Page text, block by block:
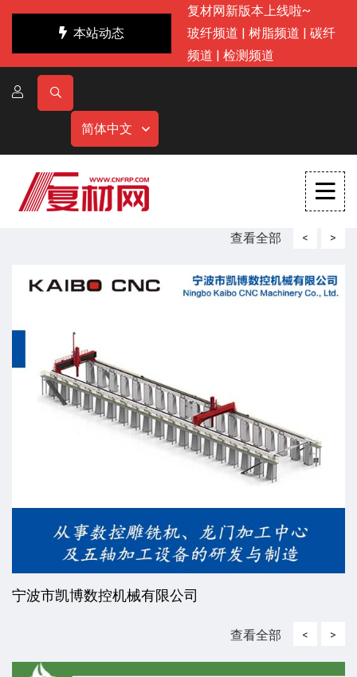
本站动态
复材网新版本上线啦~
玻纤频道 | 树脂频道 | 碳纤
频道 | 检测频道
简体中文
查看全部 <
宁波市凯博数控机械有限公司
>
查看全部 < >